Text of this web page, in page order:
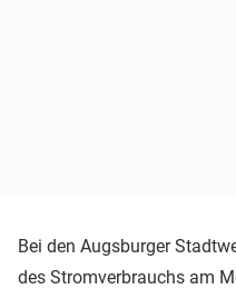
Bei den Augsburger
des Stromverbrauchs am